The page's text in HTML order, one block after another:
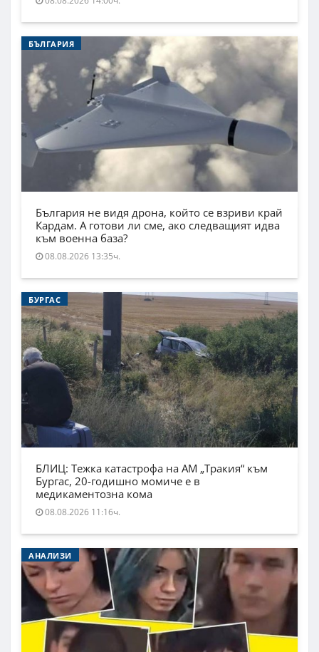
БЪЛГАРИЯ
България не видя дрона, който се взриви край
Кардам. А готови ли сме, ако следващият идва
към военна база?
08.08.2026 13:35ч.
БУРГАС
БЛИЦ: Тежка катастрофа на АМ „Тракия“ към
Бургас, 20-годишно момиче е в
медикаментозна кома
08.08.2026 11:16ч.
АНАЛИЗИ